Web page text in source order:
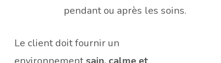
pendant ou après les soins.
Le client doit fournir un